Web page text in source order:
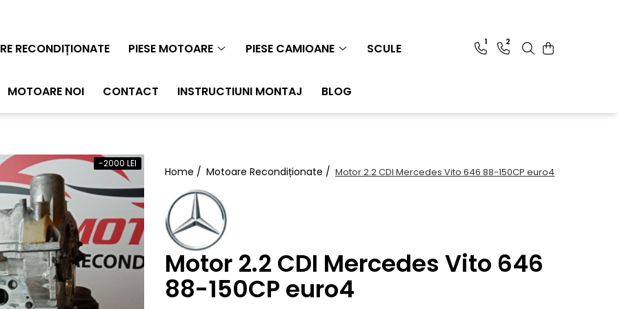
RECONDIȚIONATE PIESE MOTOARE PIESE CAMIOANE SCULE
MOTOARE NOI CONTACT INSTRUCTIUNI MONTAJ BLOG
1 2
Home / Motoare Recondiționate / Motor 2.2 CDI Mercedes Vito 646 88-150CP euro4
Motor 2.2 CDI Mercedes Vito 646
88-150CP euro4
-2000 LEI